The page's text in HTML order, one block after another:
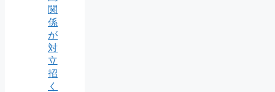
関
係
が
対
立
招
く